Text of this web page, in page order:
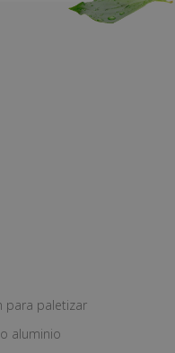
para paletizar
aluminio